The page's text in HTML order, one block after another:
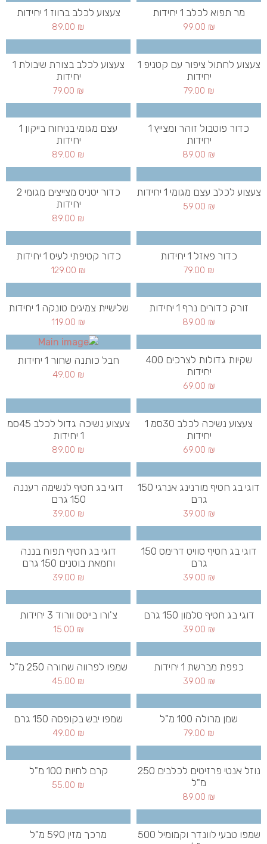
מר תפוא לכלב 1 יחידות
99.00 ₪
צעצוע לכלב ברווז 1 יחידות
89.00 ₪
צעצוע לחתול ציפור עם קטניפ 1
יחידות
79.00 ₪
צעצוע לכלב בצורת שיבולת 1
יחידות
79.00 ₪
כדור פוטבול זוהר ומצייץ 1
יחידות
89.00 ₪
עצם מגומי בניחוח בייקון 1
יחידות
89.00 ₪
צעצוע לכלב עצם מגומי 1 יחידות
59.00 ₪
כדור יטניס מצייצים מגומי 2
יחידות
89.00 ₪
כדור פאזל 1 יחידות
79.00 ₪
כדור קטיפתי לעיס 1 יחידות
129.00 ₪
זורק כדורים נרף 1 יחידות
89.00 ₪
שלישיית צמיגים טונקה 1 יחידות
119.00 ₪
שקיות גדולות לצרכים 400
יחידות
69.00 ₪
חבל כותנה שחור 1 יחידות
49.00 ₪
צעצוע נשיכה לכלב 30סמ 1
יחידות
69.00 ₪
צעצוע נשיכה גדול לכלב 45סמ
1 יחידות
89.00 ₪
דוגי בג חטיף מורנינג אנרגי 150
גרם
39.00 ₪
דוגי בג חטיף לנשימה רעננה
150 גרם
39.00 ₪
דוגי בג חטיף סוויט דרימס 150
גרם
39.00 ₪
דוגי בג חטיף תפוח בננה
וחמאת בוטנים 150 גרם
39.00 ₪
דוגי בג חטיף סלמון 150 גרם
39.00 ₪
צ'ורו בייטס וורוד 3 יחידות
15.00 ₪
כפפת מברשת 1 יחידות
39.00 ₪
שמפו לפרווה שחורה 250 מ"ל
45.00 ₪
שמן מרולה 100 מ"ל
79.00 ₪
שמפו יבש בקופסה 150 גרם
49.00 ₪
נוזל אנטי פרזיטים לכלבים 250
מ"ל
89.00 ₪
קרם לחיות 100 מ"ל
55.00 ₪
שמפו טבעי לוונדר וקמומיל 500
מרכך מזין 590 מ"ל